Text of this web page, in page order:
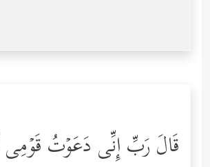
قَالَ رَبِّ إِنِّی دَعَوۡتُ قَوۡمِی